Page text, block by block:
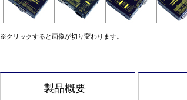
※クリックすると画像が切り変わります。
製品概要